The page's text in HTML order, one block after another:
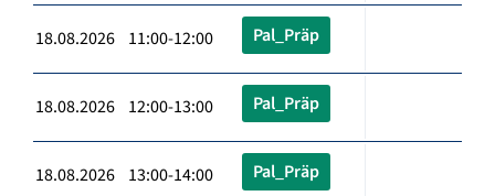
18.08.2026 11:00-12:00 Pal_Präp
18.08.2026 12:00-13:00 Pal_Präp
18.08.2026 13:00-14:00 Pal_Präp